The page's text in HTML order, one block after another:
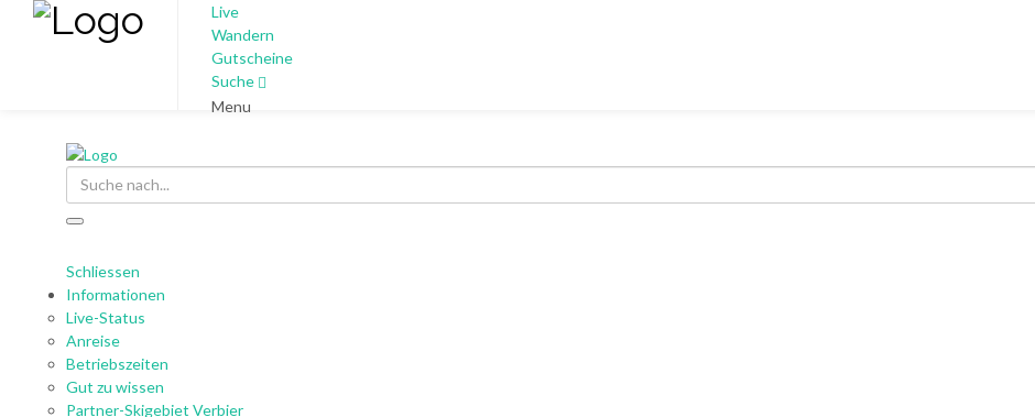
Live
Wandern
Gutscheine
Suche
Menu
Schliessen
Informationen
Live-Status
Anreise
Betriebszeiten
Gut zu wissen
Partner-Skigebiet Verbier